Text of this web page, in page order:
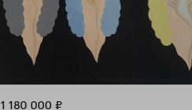
1 180 000 ₽